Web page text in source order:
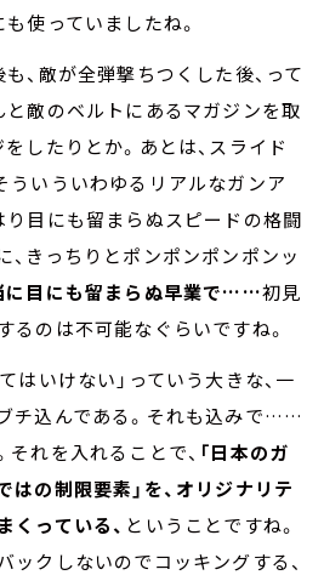
使っていましたね。
、敵が全弾撃ちつくした後、って
と敵のベルトにあるマガジンを取
したりとか。あとは、スライド
ういういわゆるリアルなガンア
り目にも留まらぬスピードの格闘
、きっちりとポンポンポンポンッ
に目にも留まらぬ早業で……初見
るのは不可能なぐらいですね。
はいけない」っていう大きな、一
チ込んである。それも込みで……
れを入れることで、 「日本のガ
はの制限要素」を、オリジナリテ
くっている、 ということですね。
ックしないのでコッキングする、